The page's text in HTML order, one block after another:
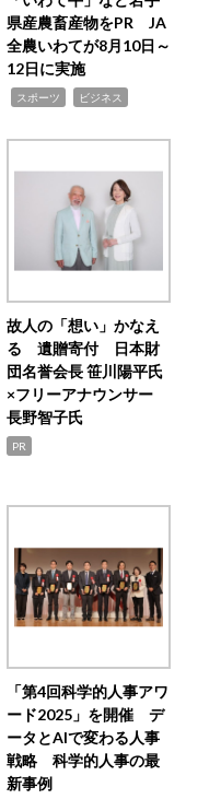
県産農畜産物をPR JA
全農いわてが8月10日～
12日に実施
スポーツ ビジネス
故人の「想い」かなえ
る 遺贈寄付 日本財
団名誉会長 笹川陽平氏
×フリーアナウンサー
長野智子氏
PR
「第4回科学的人事アワ
ード2025」を開催 デ
ータとAIで変わる人事
戦略 科学的人事の最
新事例